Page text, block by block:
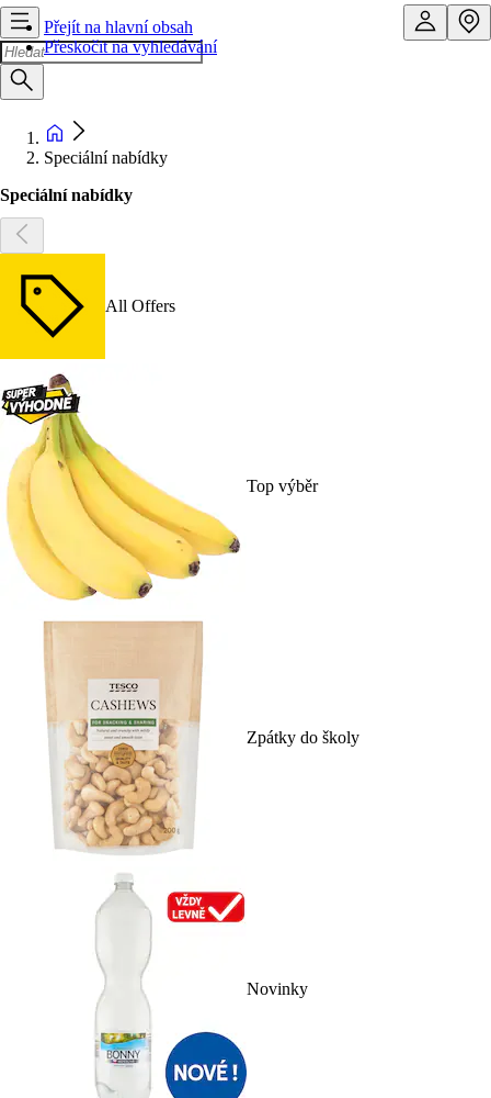
Přejít na hlavní obsah
Přeskočit na vyhledávání
Speciální nabídky
Speciální nabídky
All Offers
Top výběr
Zpátky do školy
Novinky